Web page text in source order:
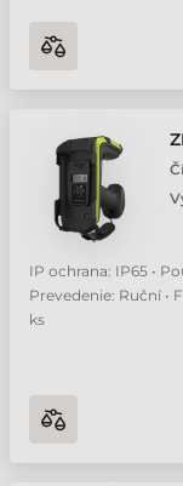
IP ochrana: IP65 •
Prevedenie: Ruční •
ks